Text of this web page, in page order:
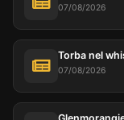
07/08/2026
Torba nel
07/08/2026